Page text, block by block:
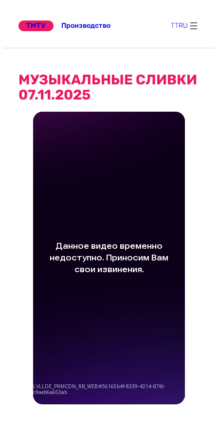
содержимому
TMTV Производство TTRU
МУЗЫКАЛЬНЫЕ СЛИВКИ
07.11.2025